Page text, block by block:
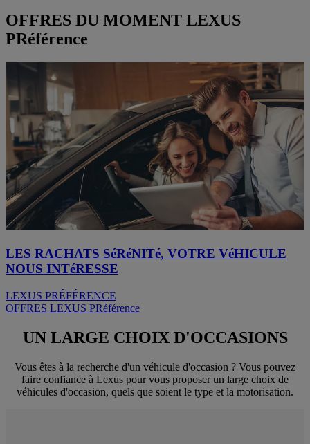
OFFRES DU MOMENT LEXUS
PRéférence
LES RACHATS SéRéNITé, VOTRE VéHICULE
NOUS INTéRESSE
LEXUS PRÉFÉRENCE
OFFRES LEXUS PRéférence
UN LARGE CHOIX D'OCCASIONS
Vous êtes à la recherche d'un véhicule d'occasion ? Vous pouvez
faire confiance à Lexus pour vous proposer un large choix de
véhicules d'occasion, quels que soient le type et la motorisation.